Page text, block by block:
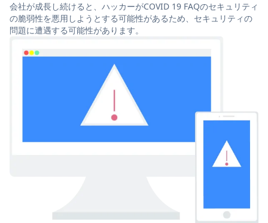
会社が成長し続けると、ハッカーがCOVID 19 FAQのセキュリティ
の脆弱性を悪用しようとする可能性があるため、セキュリティの
問題に遭遇する可能性があります。